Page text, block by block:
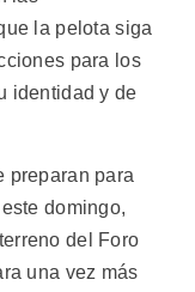
la pelota siga
para los
identidad y de
preparan para
domingo,
del Foro
una vez más